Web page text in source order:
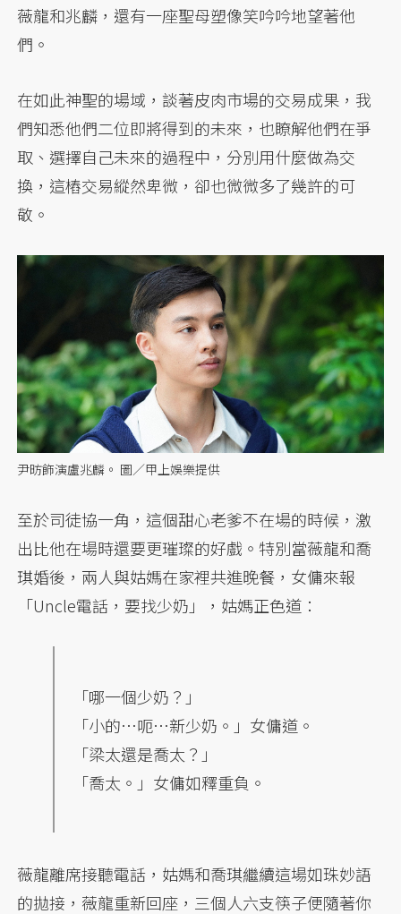
薇龍和兆麟，還有一座聖母塑像笑吟吟地望著他
們。
在如此神聖的場域，談著皮肉市場的交易成果，我
們知悉他們二位即將得到的未來，也瞭解他們在爭
取、選擇自己未來的過程中，分別用什麼做為交
換，這樁交易縱然卑微，卻也微微多了幾許的可
敬。
尹昉飾演盧兆麟。 圖／甲上娛樂提供
至於司徒協一角，這個甜心老爹不在場的時候，激
出比他在場時還要更璀璨的好戲。特別當薇龍和喬
琪婚後，兩人與姑媽在家裡共進晚餐，女傭來報
「Uncle電話，要找少奶」，姑媽正色道：
「哪一個少奶？」
「小的…呃…新少奶。」女傭道。
「梁太還是喬太？」
「喬太。」女傭如釋重負。
薇龍離席接聽電話，姑媽和喬琪繼續這場如珠妙語
的拋接，薇龍重新回座，三個人六支筷子便隨著你